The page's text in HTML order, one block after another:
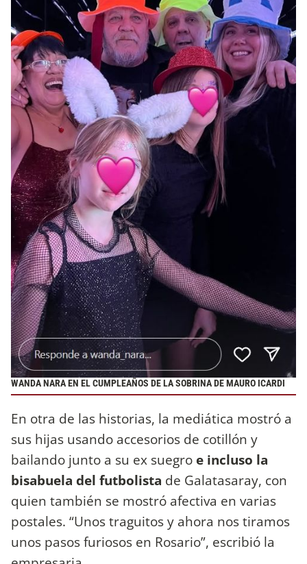
WANDA NARA EN EL CUMPLEAÑOS DE LA SOBRINA DE MAURO ICARDI
En otra de las historias, la mediática mostró a
sus hijas usando accesorios de cotillón y
bailando junto a su ex suegro e incluso la
bisabuela del futbolista de Galatasaray, con
quien también se mostró afectiva en varias
postales. “Unos traguitos y ahora nos tiramos
unos pasos furiosos en Rosario”, escribió la